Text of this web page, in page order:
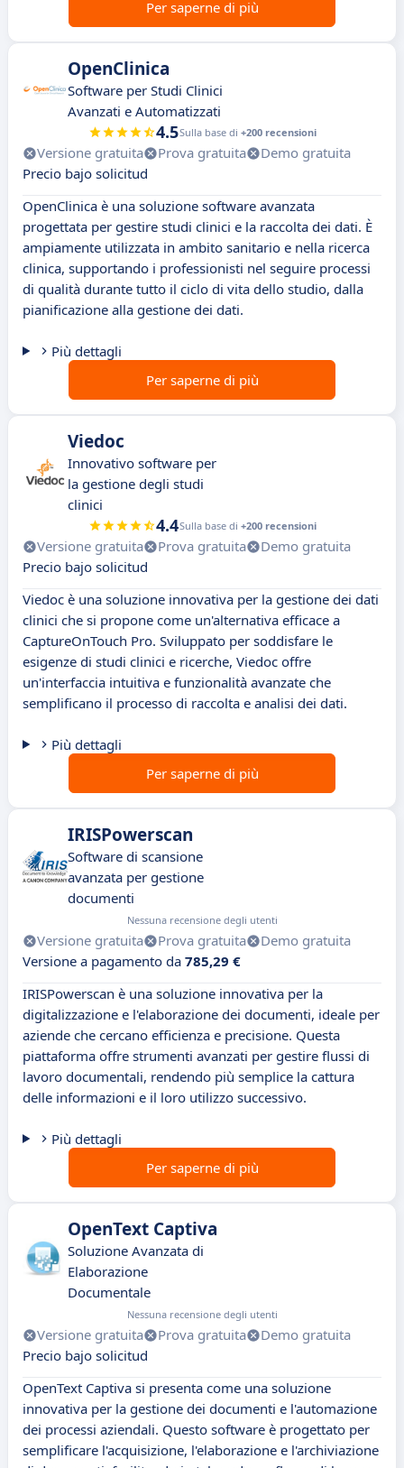
Per saperne di più
OpenClinica
Software per Studi Clinici
Avanzati e Automatizzati
4.5Sulla base di +200 recensioni
Versione gratuita Prova gratuita
Demo gratuita
Precio bajo solicitud
OpenClinica è una soluzione software avanzata
progettata per gestire studi clinici e la raccolta dei dati. È
ampiamente utilizzata in ambito sanitario e nella ricerca
clinica, supportando i professionisti nel seguire processi
di qualità durante tutto il ciclo di vita dello studio, dalla
pianificazione alla gestione dei dati.
Più dettagli
Per saperne di più
Viedoc
Innovativo software per
la gestione degli studi
clinici
4.4Sulla base di +200 recensioni
Versione gratuita Prova gratuita
Demo gratuita
Precio bajo solicitud
Viedoc è una soluzione innovativa per la gestione dei dati
clinici che si propone come un'alternativa efficace a
CaptureOnTouch Pro. Sviluppato per soddisfare le
esigenze di studi clinici e ricerche, Viedoc offre
un'interfaccia intuitiva e funzionalità avanzate che
semplificano il processo di raccolta e analisi dei dati.
Più dettagli
Per saperne di più
IRISPowerscan
Software di scansione
avanzata per gestione
documenti
Nessuna recensione degli utenti
Versione gratuita Prova gratuita
Demo gratuita
Versione a pagamento da 785,29 €
IRISPowerscan è una soluzione innovativa per la
digitalizzazione e l'elaborazione dei documenti, ideale per
aziende che cercano efficienza e precisione. Questa
piattaforma offre strumenti avanzati per gestire flussi di
lavoro documentali, rendendo più semplice la cattura
delle informazioni e il loro utilizzo successivo.
Più dettagli
Per saperne di più
OpenText Captiva
Soluzione Avanzata di
Elaborazione
Documentale
Nessuna recensione degli utenti
Versione gratuita Prova gratuita
Demo gratuita
Precio bajo solicitud
OpenText Captiva si presenta come una soluzione
innovativa per la gestione dei documenti e l'automazione
dei processi aziendali. Questo software è progettato per
semplificare l'acquisizione, l'elaborazione e l'archiviazione